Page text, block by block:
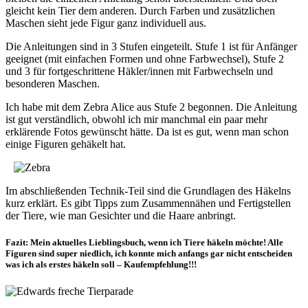
gleicht kein Tier dem anderen. Durch Farben und zusätzlichen
Maschen sieht jede Figur ganz individuell aus.
Die Anleitungen sind in 3 Stufen eingeteilt. Stufe 1 ist für Anfänger
geeignet (mit einfachen Formen und ohne Farbwechsel), Stufe 2
und 3 für fortgeschrittene Häkler/innen mit Farbwechseln und
besonderen Maschen.
Ich habe mit dem Zebra Alice aus Stufe 2 begonnen. Die Anleitung
ist gut verständlich, obwohl ich mir manchmal ein paar mehr
erklärende Fotos gewünscht hätte. Da ist es gut, wenn man schon
einige Figuren gehäkelt hat.
Im abschließenden Technik-Teil sind die Grundlagen des Häkelns
kurz erklärt. Es gibt Tipps zum Zusammennähen und Fertigstellen
der Tiere, wie man Gesichter und die Haare anbringt.
Fazit: Mein aktuelles Lieblingsbuch, wenn ich Tiere häkeln möchte! Alle
Figuren sind super niedlich, ich konnte mich anfangs gar nicht entscheiden
was ich als erstes häkeln soll – Kaufempfehlung!!!